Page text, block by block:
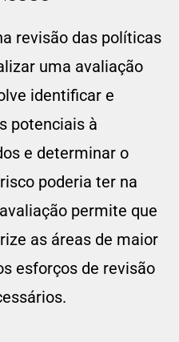
revisão das políticas
uma avaliação
identificar e
potenciais à
e determinar o
poderia ter na
permite que
as áreas de maior
esforços de revisão